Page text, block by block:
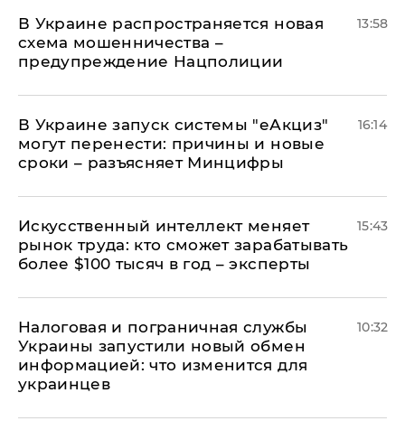
В Украине распространяется новая
схема мошенничества –
предупреждение Нацполиции
13:58
В Украине запуск системы "еАкциз"
могут перенести: причины и новые
сроки – разъясняет Минцифры
16:14
Искусственный интеллект меняет
рынок труда: кто сможет зарабатывать
более $100 тысяч в год – эксперты
15:43
Налоговая и пограничная службы
Украины запустили новый обмен
информацией: что изменится для
украинцев
10:32